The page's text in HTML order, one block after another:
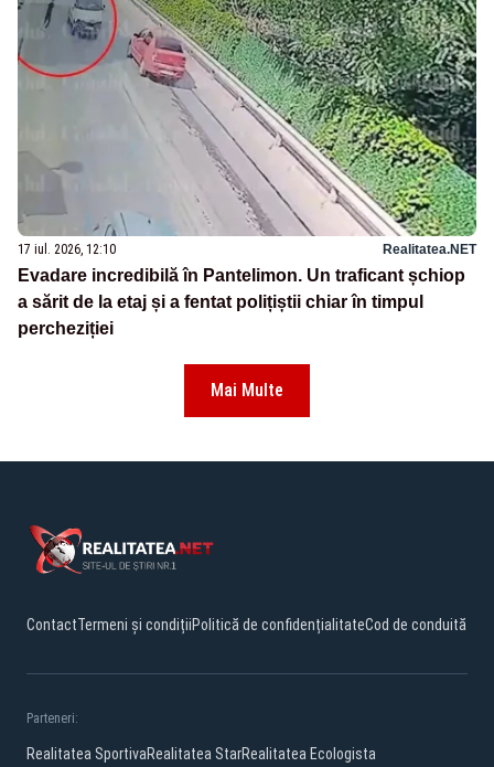
17 iul. 2026, 12:10 Realitatea.NET
Evadare incredibilă în Pantelimon. Un traficant șchiop
a sărit de la etaj și a fentat polițiștii chiar în timpul
percheziției
Mai Multe
ContactTermeni și condițiiPolitică de confidențialitateCod de conduită
Parteneri:
Realitatea SportivaRealitatea StarRealitatea Ecologista